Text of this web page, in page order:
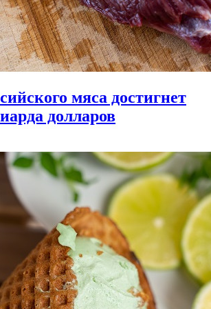
мяса достигнет
долларов